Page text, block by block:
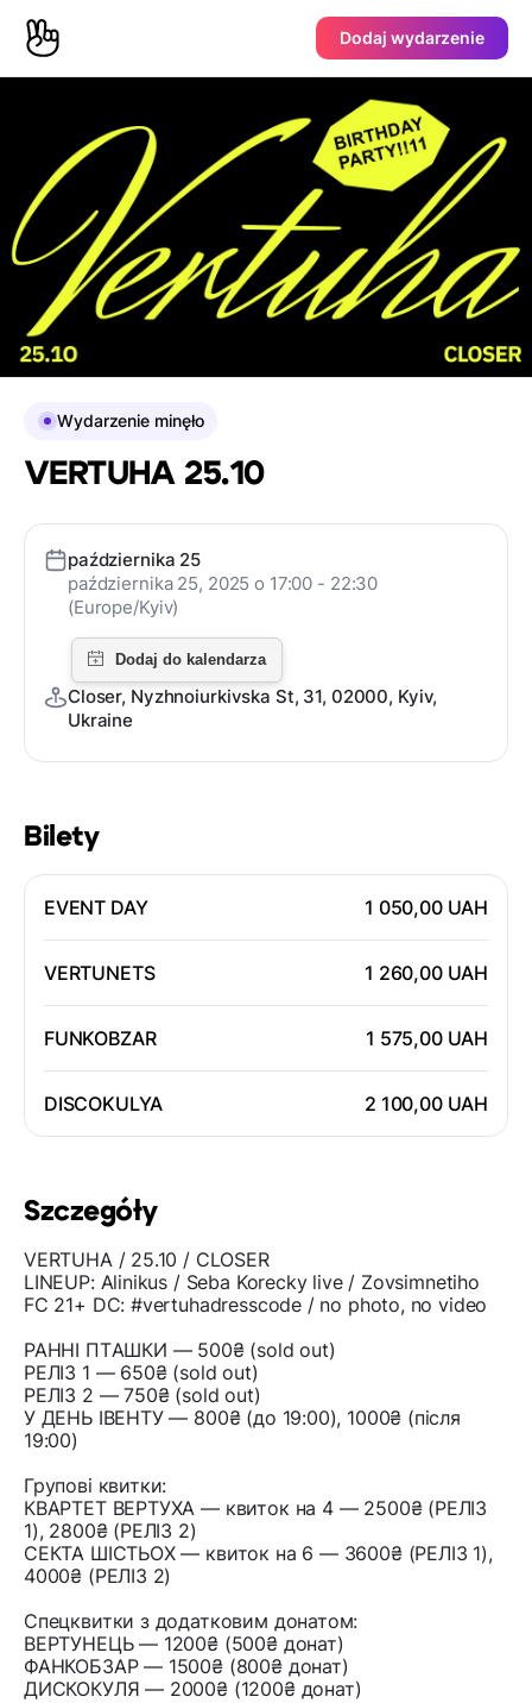
Dodaj wydarzenie
Bilety
EVENT DAY 1 050,00 UAH
VERTUNETS 1 260,00 UAH
FUNKOBZAR 1 575,00 UAH
DISCOKULYA 2 100,00 UAH
Szczegóły
VERTUHA / 25.10 / CLOSER
LINEUP: Alinikus / Seba Korecky live / Zovsimnetiho
FC 21+ DC: #vertuhadresscode / no photo, no video
РАННІ ПТAШКИ — 500₴ (sold out)
РЕЛІЗ 1 — 650₴ (sold out)
РЕЛІЗ 2 — 750₴ (sold out)
У ДЕНЬ ІВЕНТУ — 800₴ (до 19:00), 1000₴ (після
19:00)
Групові квитки:
КВАРТЕТ ВЕРТУХА — квиток на 4 — 2500₴ (РЕЛІЗ
1), 2800₴ (РЕЛІЗ 2)
СЕКТА ШІСТЬОХ — квиток на 6 — 3600₴ (РЕЛІЗ 1),
4000₴ (РЕЛІЗ 2)
Спецквитки з додатковим донатом:
ВЕРТУНЕЦЬ — 1200₴ (500₴ донат)
ФАНКОБЗАР — 1500₴ (800₴ донат)
ДИСКОКУЛЯ — 2000₴ (1200₴ донат)
Wydarzenie minęło
VERTUHA 25.10
października 25
października 25, 2025 o 17:00 - 22:30
(Europe/Kyiv)
Closer, Nyzhnoiurkivska St, 31, 02000, Kyiv,
Ukraine